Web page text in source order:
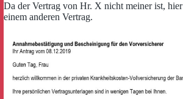
Da der Vertrag von Hr. X nicht meiner ist,
einem anderen Vertrag.